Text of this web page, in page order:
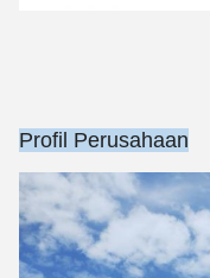
Profil Perusahaan